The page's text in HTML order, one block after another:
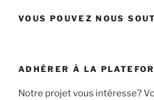
VOUS POUVEZ NOUS
ADHÉRER À LA
Notre projet vous intéresse?